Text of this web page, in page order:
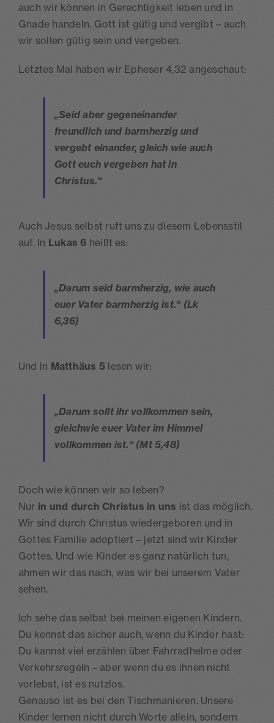
auch wir können in Gerechtigkeit leben und in
Gnade handeln. Gott ist gütig und vergibt – auch
wir sollen gütig sein und vergeben.
Letztes Mal haben wir Epheser 4,32 angeschaut:
„Seid aber gegeneinander
freundlich und barmherzig und
vergebt einander, gleich wie auch
Gott euch vergeben hat in
Christus.“
Auch Jesus selbst ruft uns zu diesem Lebensstil
auf. In Lukas 6 heißt es:
„Darum seid barmherzig, wie auch
euer Vater barmherzig ist.“ (Lk
6,36)
Und in Matthäus 5 lesen wir:
„Darum sollt ihr vollkommen sein,
gleichwie euer Vater im Himmel
vollkommen ist.“ (Mt 5,48)
Doch wie können wir so leben?
Nur in und durch Christus in uns ist das möglich.
Wir sind durch Christus wiedergeboren und in
Gottes Familie adoptiert – jetzt sind wir Kinder
Gottes. Und wie Kinder es ganz natürlich tun,
ahmen wir das nach, was wir bei unserem Vater
sehen.
Ich sehe das selbst bei meinen eigenen Kindern.
Du kennst das sicher auch, wenn du Kinder hast:
Du kannst viel erzählen über Fahrradhelme oder
Verkehrsregeln – aber wenn du es ihnen nicht
vorlebst, ist es nutzlos.
Genauso ist es bei den Tischmanieren. Unsere
Kinder lernen nicht durch Worte allein, sondern